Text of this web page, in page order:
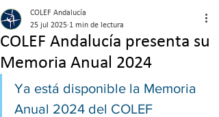
COLEF Andalucía presenta su
Memoria Anual 2024
COLEF Andalucía
25 jul 2025 1 min de lectura
Ya está disponible la Memoria
Anual 2024 del COLEF